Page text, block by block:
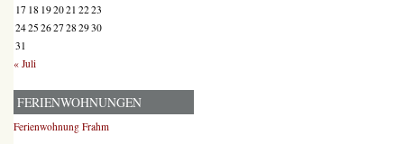
17 18 192021 2223
2425 2627 28 2930
31
« Juli
FERIENWOHNUNGEN
Ferienwohnung Frahm